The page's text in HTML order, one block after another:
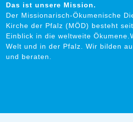
Das ist unsere Mission.
Der Missionarisch-Ökumenische
Kirche der Pfalz (MÖD) besteht
Einblick in die weltweite
Welt und in der Pfalz. Wir bilden
und beraten.